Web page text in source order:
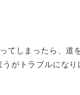
てしまったら、
がトラブルになり